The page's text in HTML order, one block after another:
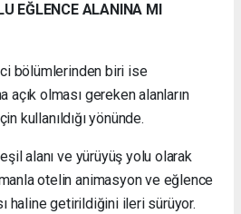
EĞLENCE ALANINA MI
bölümlerinden biri ise
açık olması gereken alanların
kullanıldığı yönünde.
alanı ve yürüyüş yolu olarak
otelin animasyon ve eğlence
haline getirildiğini ileri sürüyor.